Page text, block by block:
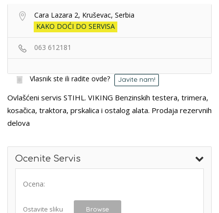
Cara Lazara 2, Kruševac, Serbia
KAKO DOĆI DO SERVISA
063 612181
Vlasnik ste ili radite ovde? Javite nam!
Ovlašćeni servis STIHL. VIKING Benzinskih testera, trimera,
kosačica, traktora, prskalica i ostalog alata. Prodaja rezervnih
delova
Ocenite Servis
Ocena:
Ostavite sliku Browse